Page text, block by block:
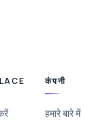
कंपनी
हमारे बारे में